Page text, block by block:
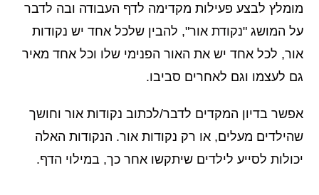
מומלץ לבצע פעילות מקדימה לדף העבודה ובה לדבר
על המושג "נקודת אור", להבין שלכל אחד יש נקודות
אור, לכל אחד יש את האור הפנימי שלו וכל אחד מאיר
גם לעצמו וגם לאחרים סביבו.
אפשר בדיון המקדים לדבר/לכתוב נקודות אור וחושך
שהילדים מעלים, או רק נקודות אור. הנקודות האלה
יכולות לסייע לילדים שיתקשו אחר כך, במילוי הדף.